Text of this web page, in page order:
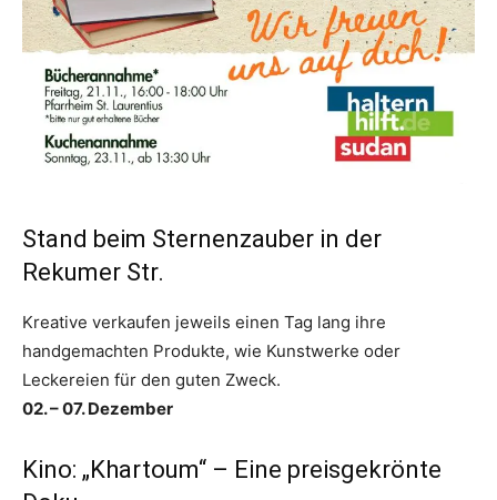
Stand beim Sternenzauber in der
Rekumer Str.
Kreative verkaufen jeweils einen Tag lang ihre
handgemachten Produkte, wie Kunstwerke oder
Leckereien für den guten Zweck.
02. – 07. Dezember
Kino: „Khartoum“ – Eine preisgekrönte